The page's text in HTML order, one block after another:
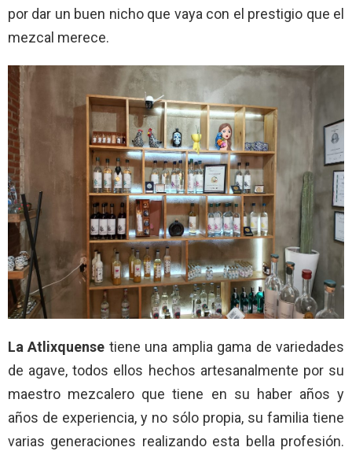
por dar un buen nicho que vaya con el prestigio que el
mezcal merece.
La Atlixquense tiene una amplia gama de variedades
de agave, todos ellos hechos artesanalmente por su
maestro mezcalero que tiene en su haber años y
años de experiencia, y no sólo propia, su familia tiene
varias generaciones realizando esta bella profesión.